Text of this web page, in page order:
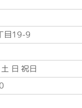
目19-9
日 祝日